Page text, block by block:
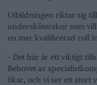
Utbildningen riktar sig
undersköterskor som
en mer kvalificerad roll
– Det här är ett viktigt
Behovet av
ökar, och vi ser ett stort